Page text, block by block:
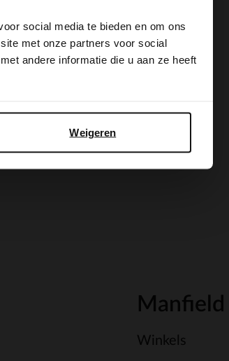
social media te bieden en om ons
met onze partners voor social
andere informatie die u aan ze heeft
Weigeren
Manfield
Winkels
to